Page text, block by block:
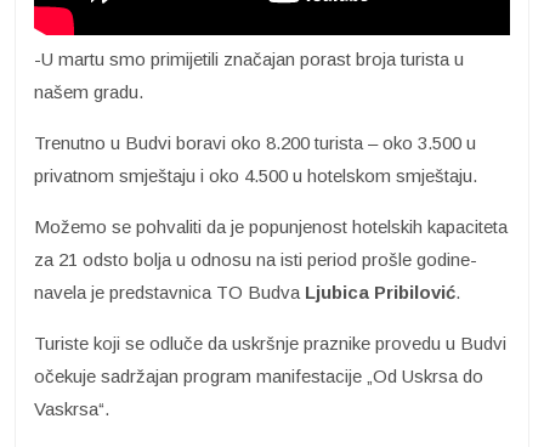
-U martu smo primijetili značajan porast broja turista u
našem gradu.
Trenutno u Budvi boravi oko 8.200 turista – oko 3.500 u
privatnom smještaju i oko 4.500 u hotelskom smještaju.
Možemo se pohvaliti da je popunjenost hotelskih kapaciteta
za 21 odsto bolja u odnosu na isti period prošle godine-
navela je predstavnica TO Budva Ljubica Pribilović.
Turiste koji se odluče da uskršnje praznike provedu u Budvi
očekuje sadržajan program manifestacije „Od Uskrsa do
Vaskrsa“.